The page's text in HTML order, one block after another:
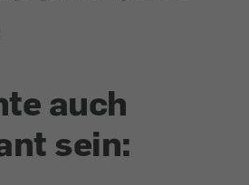
auch
sein: